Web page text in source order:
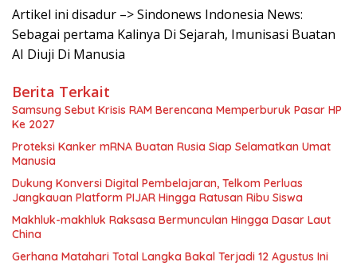
Artikel ini disadur –> Sindonews Indonesia News:
Sebagai pertama Kalinya Di Sejarah, Imunisasi Buatan
AI Diuji Di Manusia
Berita Terkait
Samsung Sebut Krisis RAM Berencana Memperburuk Pasar HP
Ke 2027
Proteksi Kanker mRNA Buatan Rusia Siap Selamatkan Umat
Manusia
Dukung Konversi Digital Pembelajaran, Telkom Perluas
Jangkauan Platform PIJAR Hingga Ratusan Ribu Siswa
Makhluk-makhluk Raksasa Bermunculan Hingga Dasar Laut
China
Gerhana Matahari Total Langka Bakal Terjadi 12 Agustus Ini